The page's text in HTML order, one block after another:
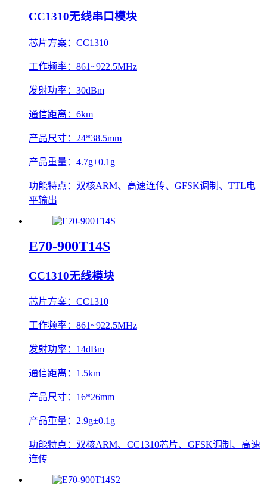
CC1310无线串口模块
芯片方案： CC1310
工作频率： 861~922.5MHz
发射功率： 30dBm
通信距离： 6km
产品尺寸： 24*38.5mm
产品重量： 4.7g±0.1g
功能特点： 双核ARM、高速连传、GFSK调制、TTL电
平输出
E70-900T14S
CC1310无线模块
芯片方案： CC1310
工作频率： 861~922.5MHz
发射功率： 14dBm
通信距离： 1.5km
产品尺寸： 16*26mm
产品重量： 2.9g±0.1g
功能特点： 双核ARM、CC1310芯片、GFSK调制、高速
连传